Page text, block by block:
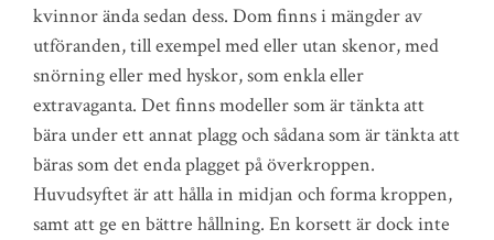
kvinnor ända sedan dess. Dom finns i mängder av
utföranden, till exempel med eller utan skenor, med
snörning eller med hyskor, som enkla eller
extravaganta. Det finns modeller som är tänkta att
bära under ett annat plagg och sådana som är tänkta att
bäras som det enda plagget på överkroppen.
Huvudsyftet är att hålla in midjan och forma kroppen,
samt att ge en bättre hållning. En korsett är dock inte